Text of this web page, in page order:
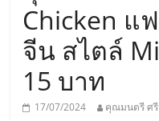
ส
เอ็
Chicken แ
จีน สไตล์
15 บาท
17/07/2024 คุณมนตรี ศ